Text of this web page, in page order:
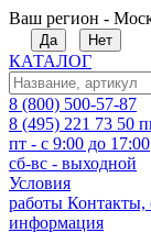
Ваш регион -
Да Нет
КАТАЛОГ
8 (800) 500-57-87
8 (495) 221 73 50
пт - с 9:00 до 17:00
сб-вс - выходной
Условия
работы Контакты,
информация